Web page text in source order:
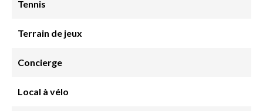
Tennis
Terrain de jeux
Concierge
Local à vélo